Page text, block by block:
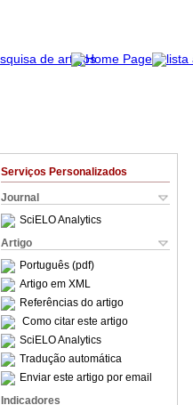
Serviços Personalizados
Journal
SciELO Analytics
Artigo
Português (pdf)
Artigo em XML
Referências do artigo
Como citar este artigo
SciELO Analytics
Tradução automática
Enviar este artigo por email
Indicadores